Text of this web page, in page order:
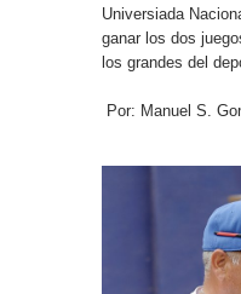
Universiada
ganar los dos
los grandes del
Por: Manuel S.